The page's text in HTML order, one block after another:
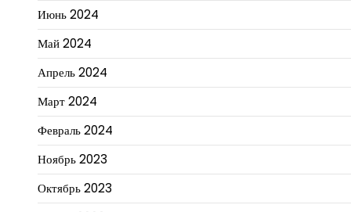
Июнь 2024
Май 2024
Апрель 2024
Март 2024
Февраль 2024
Ноябрь 2023
Октябрь 2023